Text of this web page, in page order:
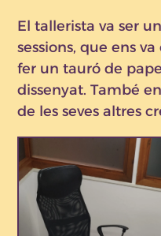
El tallerista va ser
sessions, que ens
fer un tauró de
dissenyat. També
de les seves altres